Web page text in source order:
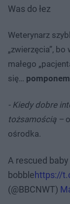
Was do łez
Weterynarz
„zwierzęcia”,
małego
się…
- Kiedy dobre
tożsamością –
ośrodka.
A rescued
bobblehttps://
(@BBCNWT)